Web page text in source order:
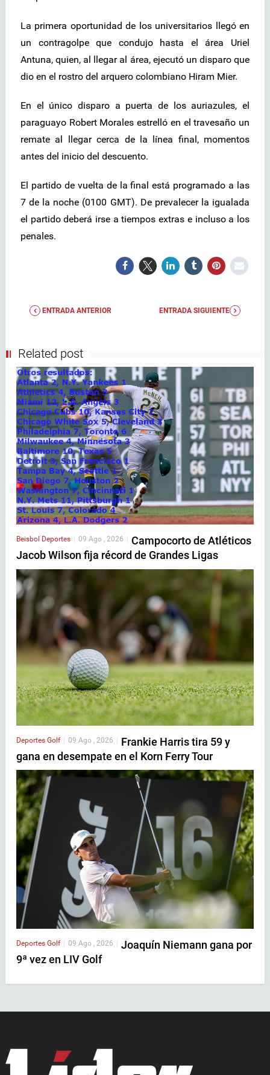
La primera oportunidad de los universitarios llegó en
un contragolpe que condujo hasta el área Uriel
Antuna, quien, al llegar al área, ejecutó un disparo que
dio en el rostro del arquero colombiano Hiram Mier.
En el único disparo a puerta de los auriazules, el
paraguayo Robert Morales estrelló en el travesaño un
remate al llegar cerca de la línea final, momentos
antes del inicio del descuento.
El partido de vuelta de la final está programado a las
7 de la noche (0100 GMT). De prevalecer la igualada
el partido deberá irse a tiempos extras e incluso a los
penales.
ENTRADA ANTERIOR ENTRADA SIGUIENTE
Related post
Beisbol Deportes 09 Ago , 2026
Campocorto de Atléticos
Jacob Wilson fija récord de Grandes Ligas
Deportes Golf | 09 Ago , 2026 | Frankie Harris tira 59 y
gana en desempate en el Korn Ferry Tour
Deportes Golf | 09 Ago , 2026 | Joaquín Niemann gana por
9ª vez en LIV Golf